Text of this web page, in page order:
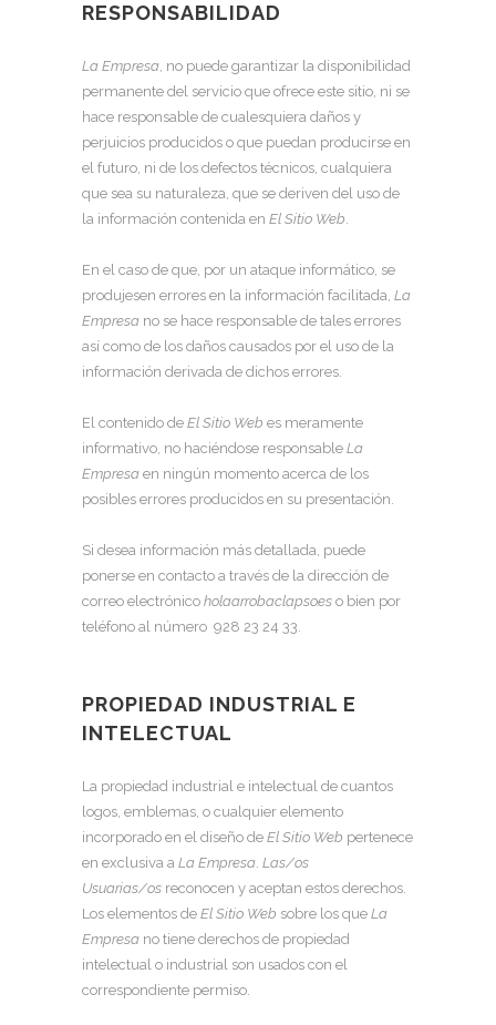
RESPONSABILIDAD
La Empresa, no puede garantizar la disponibilidad
permanente del servicio que ofrece este sitio, ni se
hace responsable de cualesquiera daños y
perjuicios producidos o que puedan producirse en
el futuro, ni de los defectos técnicos, cualquiera
que sea su naturaleza, que se deriven del uso de
la información contenida en El Sitio Web.
En el caso de que, por un ataque informático, se
produjesen errores en la información facilitada, La
Empresa no se hace responsable de tales errores
así como de los daños causados por el uso de la
información derivada de dichos errores.
El contenido de El Sitio Web es meramente
informativo, no haciéndose responsable La
Empresa en ningún momento acerca de los
posibles errores producidos en su presentación.
Si desea información más detallada, puede
ponerse en contacto a través de la dirección de
correo electrónico holaarrobaclapso.es o bien por
teléfono al número 928 23 24 33.
PROPIEDAD INDUSTRIAL E
INTELECTUAL
La propiedad industrial e intelectual de cuantos
logos, emblemas, o cualquier elemento
incorporado en el diseño de El Sitio Web pertenece
en exclusiva a La Empresa. Las/os
Usuarias/os reconocen y aceptan estos derechos.
Los elementos de El Sitio Web sobre los que La
Empresa no tiene derechos de propiedad
intelectual o industrial son usados con el
correspondiente permiso.